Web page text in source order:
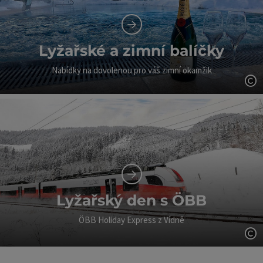
Lyžařské a zimní balíčky
Nabídky na dovolenou pro váš zimní okamžik
Lyžařský den s ÖBB
ÖBB Holiday Express z Vídně